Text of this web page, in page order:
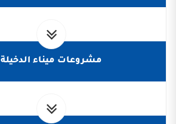
مشروعات ميناء الدخيلة